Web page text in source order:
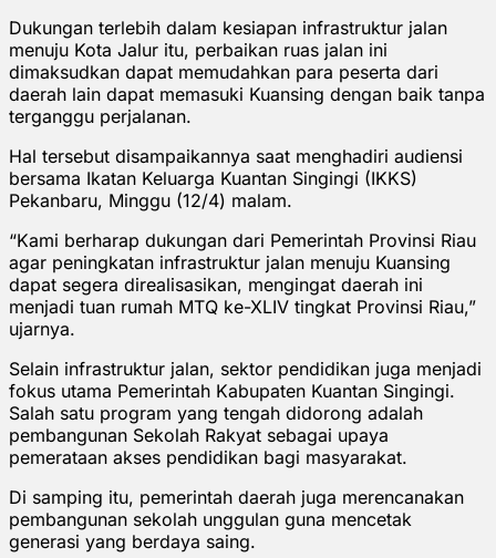
Dukungan terlebih dalam kesiapan infrastruktur jalan
menuju Kota Jalur itu, perbaikan ruas jalan ini
dimaksudkan dapat memudahkan para peserta dari
daerah lain dapat memasuki Kuansing dengan baik tanpa
terganggu perjalanan.
Hal tersebut disampaikannya saat menghadiri audiensi
bersama Ikatan Keluarga Kuantan Singingi (IKKS)
Pekanbaru, Minggu (12/4) malam.
“Kami berharap dukungan dari Pemerintah Provinsi Riau
agar peningkatan infrastruktur jalan menuju Kuansing
dapat segera direalisasikan, mengingat daerah ini
menjadi tuan rumah MTQ ke-XLIV tingkat Provinsi Riau,”
ujarnya.
Selain infrastruktur jalan, sektor pendidikan juga menjadi
fokus utama Pemerintah Kabupaten Kuantan Singingi.
Salah satu program yang tengah didorong adalah
pembangunan Sekolah Rakyat sebagai upaya
pemerataan akses pendidikan bagi masyarakat.
Di samping itu, pemerintah daerah juga merencanakan
pembangunan sekolah unggulan guna mencetak
generasi yang berdaya saing.